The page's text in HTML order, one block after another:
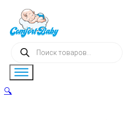
Поиск
товаров
🔍